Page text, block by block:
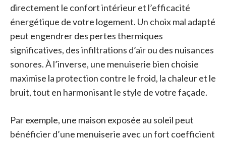
directement le confort intérieur et l’efficacité
énergétique de votre logement. Un choix mal adapté
peut engendrer des pertes thermiques
significatives, des infiltrations d’air ou des nuisances
sonores. À l’inverse, une menuiserie bien choisie
maximise la protection contre le froid, la chaleur et le
bruit, tout en harmonisant le style de votre façade.
Par exemple, une maison exposée au soleil peut
bénéficier d’une menuiserie avec un fort coefficient